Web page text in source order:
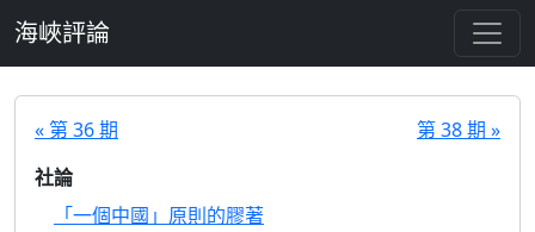
海峽評論
« 第 36 期
第 38 期 »
社論
「一個中國」原則的膠著